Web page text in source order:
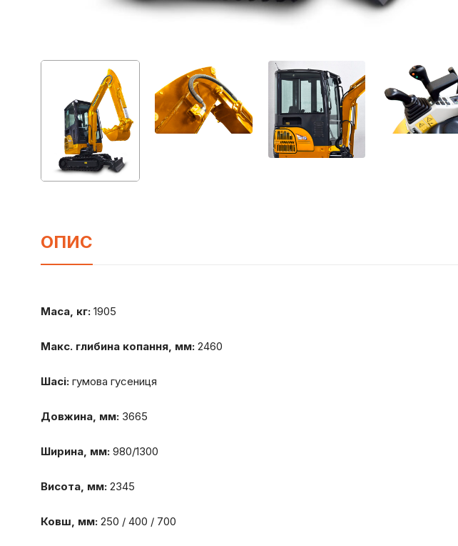
ОПИС
Маса, кг: 1905
Макс. глибина копання, мм: 2460
Шасі: гумова гусениця
Довжина, мм: 3665
Ширина, мм: 980/1300
Висота, мм: 2345
Ковш, мм: 250 / 400 / 700